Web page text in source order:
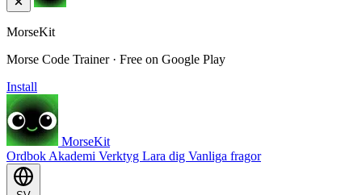
MorseKit
Morse Code Trainer · Free on Google Play
Install
MorseKit
Ordbok Akademi Verktyg Lara dig Vanliga fragor